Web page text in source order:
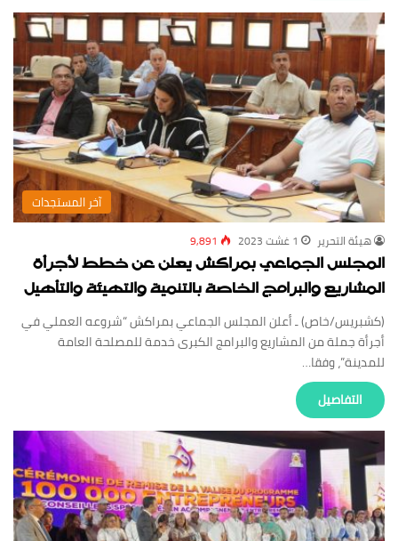
‏آخر المستجدات
‏هيئة ‏التحرير 1 غشت 2023 9,891
المجلس الجماعي بمراكش يعلن عن خطط لأجرأة
المشاريع والبرامج الخاصة بالتنمية والتهيئة والتأهيل
(كشبريس/خاص) ـ أعلن المجلس الجماعي بمراكش “شروعه العملي في
أجرأة جملة من المشاريع والبرامج الكبرى خدمة للمصلحة العامة
للمدينة”، وفقا…
‏التفاصيل